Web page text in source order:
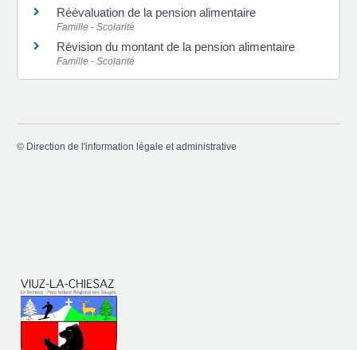
Réévaluation de la pension alimentaire
Famille - Scolarité
Révision du montant de la pension alimentaire
Famille - Scolarité
© Direction de l'information légale et administrative